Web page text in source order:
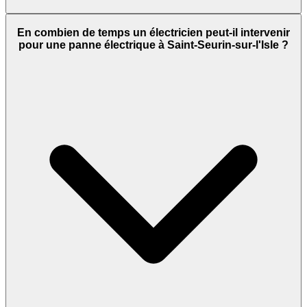
En combien de temps un électricien peut-il intervenir
pour une panne électrique à Saint-Seurin-sur-l'Isle ?